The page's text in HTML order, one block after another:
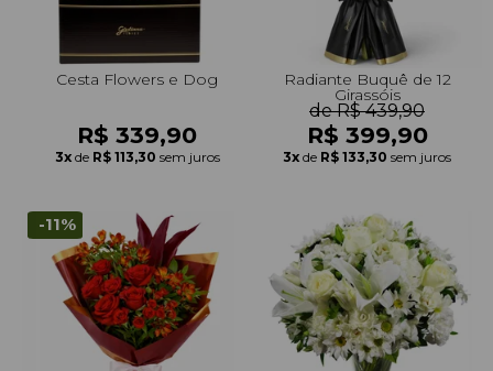
Cesta Flowers e Dog
R$ 339,90
3x de R$ 113,30 sem juros
Radiante Buquê de 12
Girassóis
de R$ 439,90
R$ 399,90
3x de R$ 133,30 sem juros
-11%